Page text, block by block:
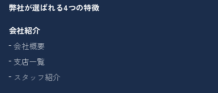
弊社が選ばれる4つの特徴
会社紹介
会社概要
支店一覧
スタッフ紹介